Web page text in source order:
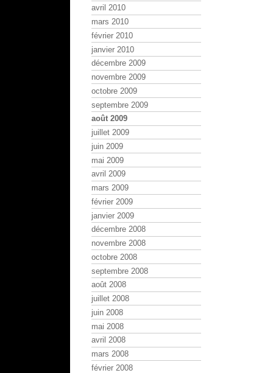
avril 2010
mars 2010
février 2010
janvier 2010
décembre 2009
novembre 2009
octobre 2009
septembre 2009
août 2009
juillet 2009
juin 2009
mai 2009
avril 2009
mars 2009
février 2009
janvier 2009
décembre 2008
novembre 2008
octobre 2008
septembre 2008
août 2008
juillet 2008
juin 2008
mai 2008
avril 2008
mars 2008
février 2008